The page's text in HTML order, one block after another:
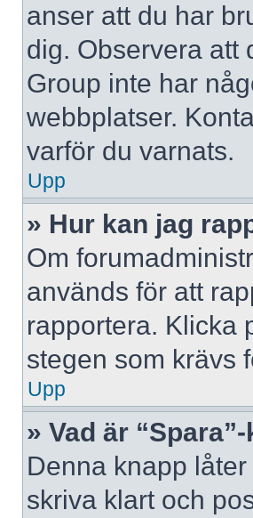
anser att du har
dig. Observera att
Group inte har
webbplatser.
varför du varnats.
Upp
» Hur kan jag
Om
används för att
rapportera. Klicka
stegen som krävs
Upp
» Vad är
Denna knapp
skriva klart och